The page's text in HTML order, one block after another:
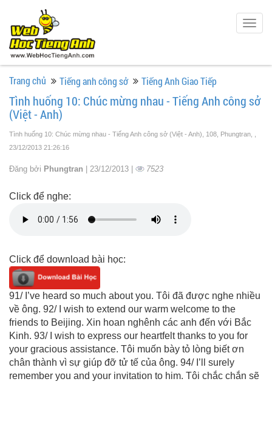
Trang chủ Tiếng anh công sở Tiếng Anh Giao Tiếp
Tình huống 10: Chúc mừng nhau - Tiếng Anh công sở
(Việt - Anh)
Tình huống 10: Chúc mừng nhau - Tiếng Anh công sở (Việt - Anh), 108, Phungtran,
23/12/2013 21:26:16
Đăng bởi Phungtran | 23/12/2013 | 7523
Click để nghe:
Click để download bài học:
91/ I’ve heard so much about you. Tôi đã được nghe nhiều
về ông. 92/ I wish to extend our warm welcome to the
friends to Beijing. Xin hoan nghênh các anh đến với Bắc
Kinh. 93/ I wish to express our heartfelt thanks to you for
your gracious assistance. Tôi muốn bày tỏ lòng biết ơn
chân thành vì sự giúp đỡ tử tế của ông. 94/ I’ll surely
remember you and your invitation to him. Tôi chắc chắn sẽ